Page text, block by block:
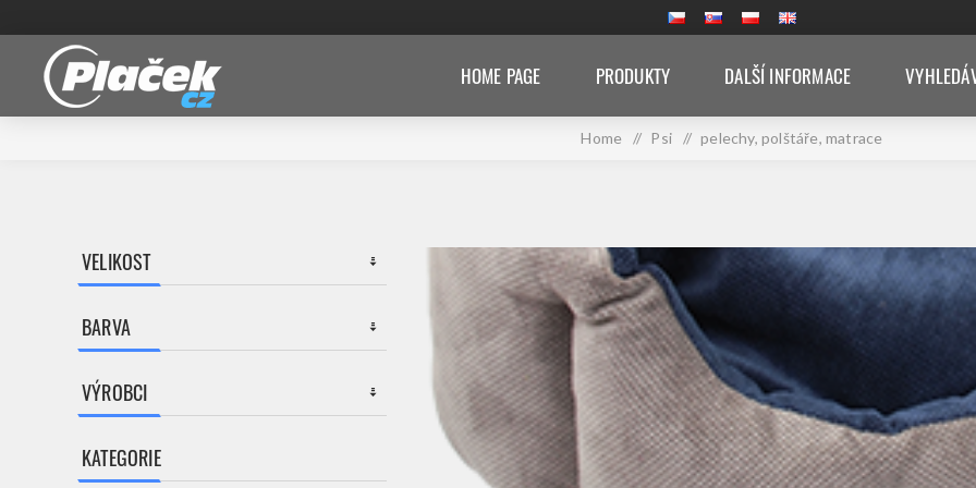
HOME PAGE PRODUKTY DALŠÍ INFORMACE
Home / Psi / pelechy, polštáře, matrace
VELIKOST
BARVA
VÝROBCI
KATEGORIE